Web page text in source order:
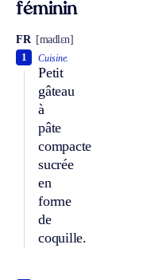
féminin
FR [madlɛn]
Cuisine.
Petit
gâteau
à
pâte
compacte
sucrée
en
forme
de
coquille.
1